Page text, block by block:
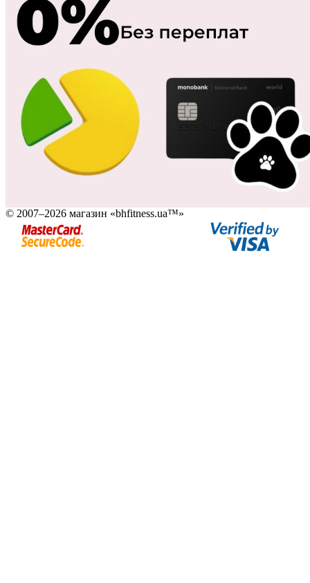
© 2007–2026 магазин «bhfitness.ua™»